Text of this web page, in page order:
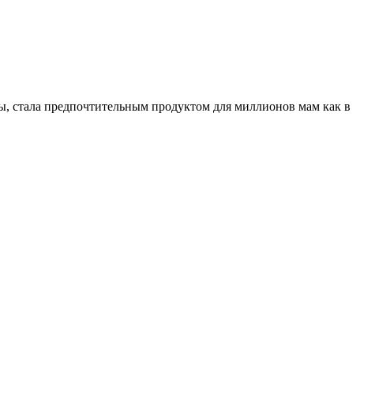
стала предпочтительным продуктом для миллионов мам как в